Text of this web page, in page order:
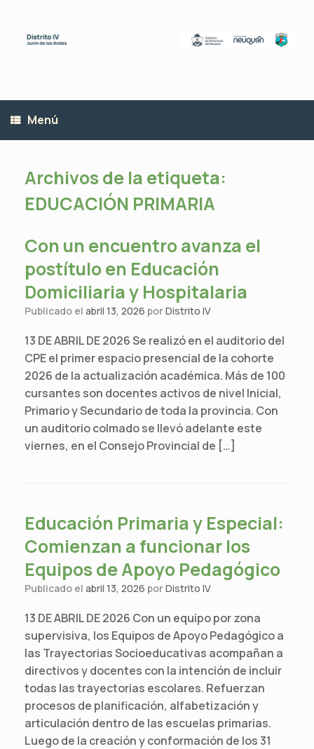
contenido
Menú
Archivos de la etiqueta:
EDUCACIÓN PRIMARIA
Con un encuentro avanza el
postítulo en Educación
Domiciliaria y Hospitalaria
Publicado el abril 13, 2026 porDistrito IV
13 DE ABRIL DE 2026 Se realizó en el auditorio del
CPE el primer espacio presencial de la cohorte
2026 de la actualización académica. Más de 100
cursantes son docentes activos de nivel Inicial,
Primario y Secundario de toda la provincia. Con
un auditorio colmado se llevó adelante este
viernes, en el Consejo Provincial de […]
Educación Primaria y Especial:
Comienzan a funcionar los
Equipos de Apoyo Pedagógico
Publicado el abril 13, 2026 porDistrito IV
13 DE ABRIL DE 2026 Con un equipo por zona
supervisiva, los Equipos de Apoyo Pedagógico a
las Trayectorias Socioeducativas acompañan a
directivos y docentes con la intención de incluir
todas las trayectorias escolares. Refuerzan
procesos de planificación, alfabetización y
articulación dentro de las escuelas primarias.
Luego de la creación y conformación de los 31